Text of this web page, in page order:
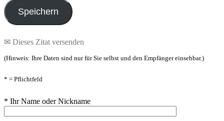
✉ Dieses Zitat versenden
(Hinweis: Ihre Daten sind nur für Sie selbst und den Empfänger einsehbar.)
* = Pflichtfeld
* Ihr Name oder Nickname